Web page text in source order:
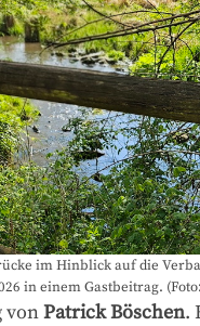
im Hinblick auf die
in einem Gastbeitrag.
vonPatrick Böschen.